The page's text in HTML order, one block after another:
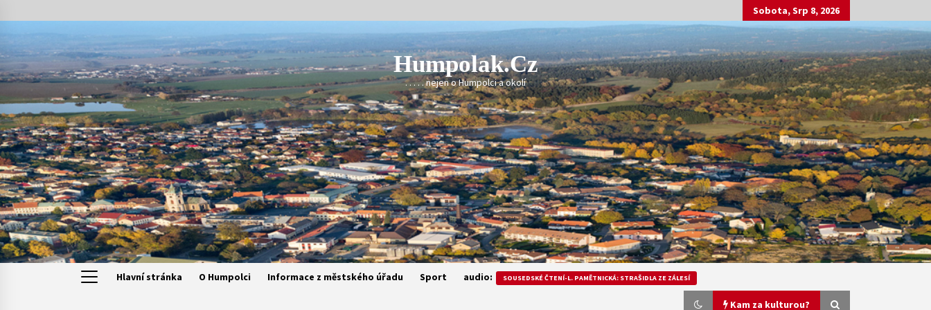
to
Sobota, Srp 8, 2026
Humpolak.cz
. . . . . nejen o Humpolci a okolí
Hlavní stránka O Humpolci Informace z městského úřadu Sport audio: SOUSEDSKÉ ČTENÍ-L. PAMĚTNICKÁ: STRAŠIDLA ZE ZÁLESÍ
Kam za kulturou?